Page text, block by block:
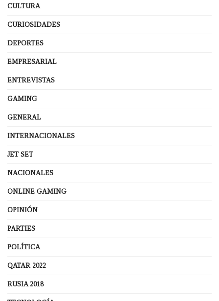
CULTURA
CURIOSIDADES
DEPORTES
EMPRESARIAL
ENTREVISTAS
GAMING
GENERAL
INTERNACIONALES
JET SET
NACIONALES
ONLINE GAMING
OPINIÓN
PARTIES
POLÍTICA
QATAR 2022
RUSIA 2018